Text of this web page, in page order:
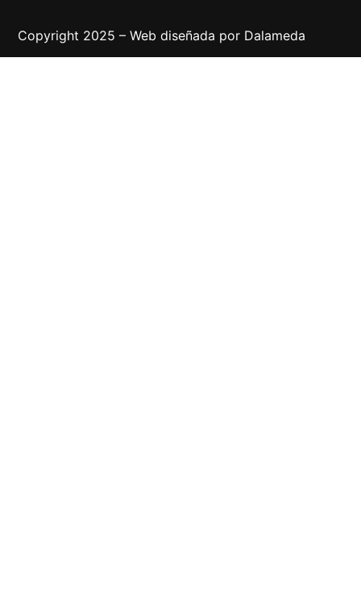
Copyright 2025 – Web diseñada por Dalameda